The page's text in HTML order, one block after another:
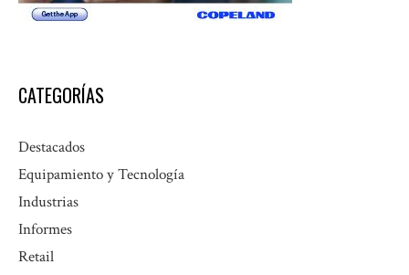
CATEGORÍAS
Destacados
Equipamiento y Tecnología
Industrias
Informes
Retail